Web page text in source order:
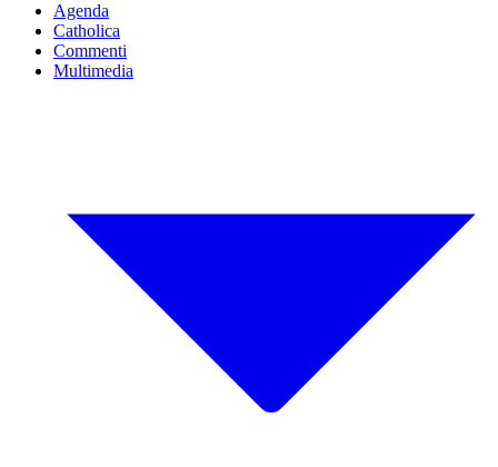
Agenda
Catholica
Commenti
Multimedia